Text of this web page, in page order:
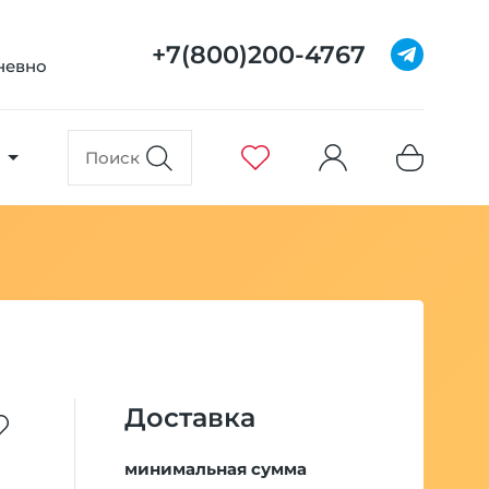
+7(800)200-4767
Доставка
минимальная сумма